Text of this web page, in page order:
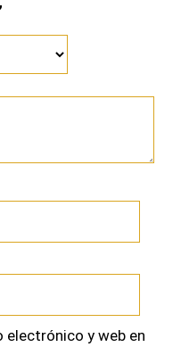
electrónico y web en